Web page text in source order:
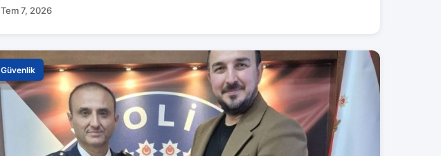
Tem 7, 2026
Güvenlik